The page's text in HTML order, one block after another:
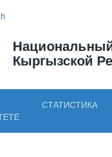
Кыргызской
СТАТИСТИКА